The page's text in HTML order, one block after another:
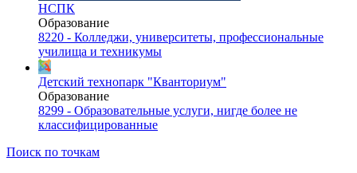
НСПК
Образование
8220 - Колледжи, университеты, профессиональные
училища и техникумы
Детский технопарк "Кванториум"
Образование
8299 - Образовательные услуги, нигде более не
классифицированные
Поиск по точкам